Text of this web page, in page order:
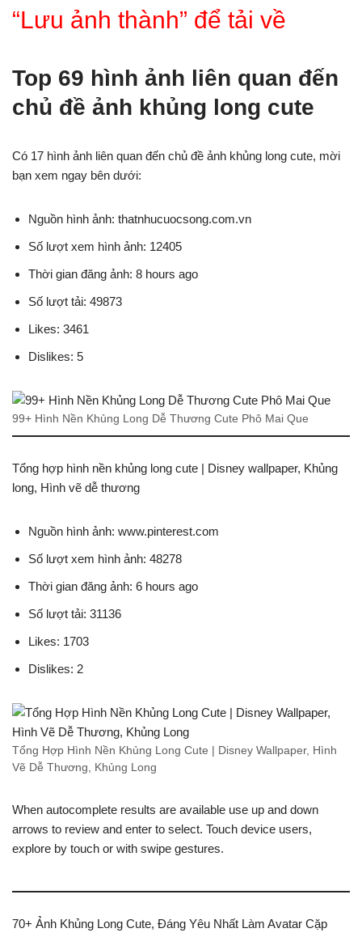
“Lưu ảnh thành” để tải về
Top 69 hình ảnh liên quan đến
chủ đề ảnh khủng long cute
Có 17 hình ảnh liên quan đến chủ đề ảnh khủng long cute, mời
bạn xem ngay bên dưới:
Nguồn hình ảnh: thatnhucuocsong.com.vn
Số lượt xem hình ảnh: 12405
Thời gian đăng ảnh: 8 hours ago
Số lượt tải: 49873
Likes: 3461
Dislikes: 5
99+ Hình Nền Khủng Long Dễ Thương Cute Phô Mai Que
Tổng hợp hình nền khủng long cute | Disney wallpaper, Khủng
long, Hình vẽ dễ thương
Nguồn hình ảnh: www.pinterest.com
Số lượt xem hình ảnh: 48278
Thời gian đăng ảnh: 6 hours ago
Số lượt tải: 31136
Likes: 1703
Dislikes: 2
Tổng Hợp Hình Nền Khủng Long Cute | Disney Wallpaper, Hình
Vẽ Dễ Thương, Khủng Long
When autocomplete results are available use up and down
arrows to review and enter to select. Touch device users,
explore by touch or with swipe gestures.
70+ Ảnh Khủng Long Cute, Đáng Yêu Nhất Làm Avatar Cặp